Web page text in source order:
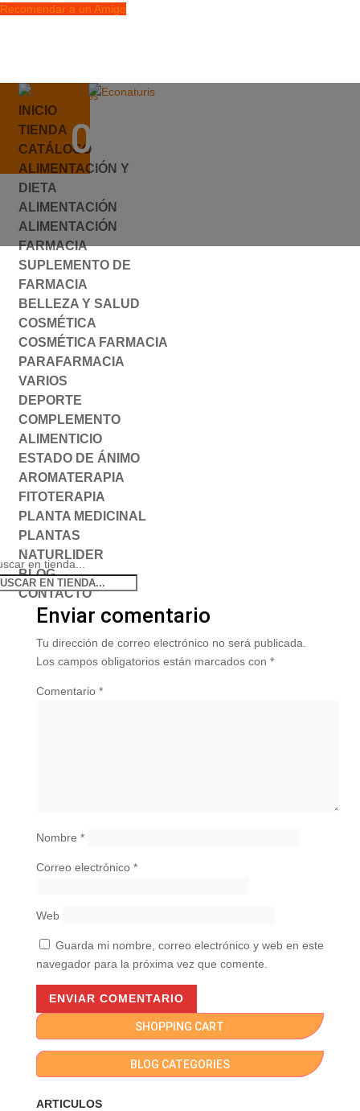
Recomendar a un Amigo
info@econaturis.es
Mi cuenta
Checkout
0 elementos
INICIO
TIENDA
CATÁLOGO
ALIMENTACIÓN Y
DIETA
ALIMENTACIÓN
ALIMENTACIÓN
FARMACIA
SUPLEMENTO DE
FARMACIA
BELLEZA Y SALUD
COSMÉTICA
COSMÉTICA FARMACIA
PARAFARMACIA
VARIOS
DEPORTE
COMPLEMENTO
ALIMENTICIO
ESTADO DE ÁNIMO
AROMATERAPIA
FITOTERAPIA
PLANTA MEDICINAL
PLANTAS
NATURLIDER
BLOG
CONTACTO
en tienda...
049856.JPG
Enviar comentario
Tu dirección de correo electrónico no será publicada.
Los campos obligatorios están marcados con *
Comentario *
Nombre *
Correo electrónico *
Web
Guarda mi nombre, correo electrónico y web en este
navegador para la próxima vez que comente.
SHOPPING CART
BLOG CATEGORIES
ARTICULOS